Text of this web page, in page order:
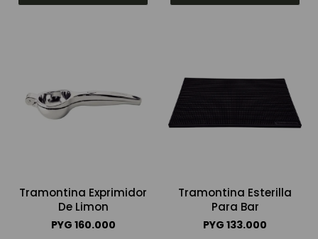
Tramontina Exprimidor
De Limon
PYG 160.000
Tramontina Esterilla
Para Bar
PYG 133.000